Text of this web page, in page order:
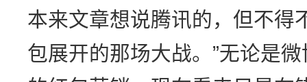
本来文章想说腾讯的，但不得
包展开的那场大战。”无论是